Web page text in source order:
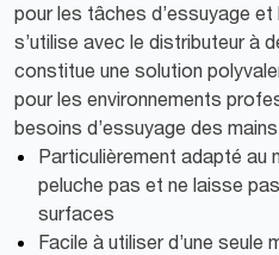
pour les tâches d’essuyage et
s’utilise avec le distributeur à
constitue une solution
pour les environnements
besoins d’essuyage des
Particulièrement adapté au
peluche pas et ne laisse
surfaces
Facile à utiliser d’une seule